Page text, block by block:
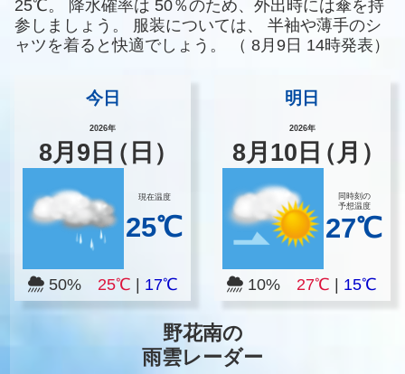
25℃。
降水確率は 50％のため、外出時には傘を持
参しましょう。
服装については、
半袖や薄手のシ
ャツを着ると快適でしょう。
（ 8月9日 14時発表）
今日
2026年
8月 9 日（日）
現在温度
25℃
50% 25℃ 17℃
明日
2026年
8月 10 日（月）
同時刻の
予想温度
27℃
10%27℃ 15℃
野花南の
雨雲レーダー